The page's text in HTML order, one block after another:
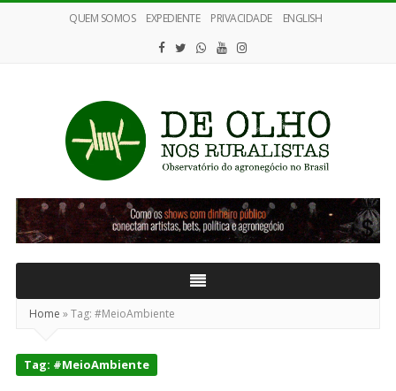
QUEM SOMOS EXPEDIENTE PRIVACIDADE ENGLISH
De
Olho
nos
Home »Tag: #MeioAmbiente
Tag: #MeioAmbiente